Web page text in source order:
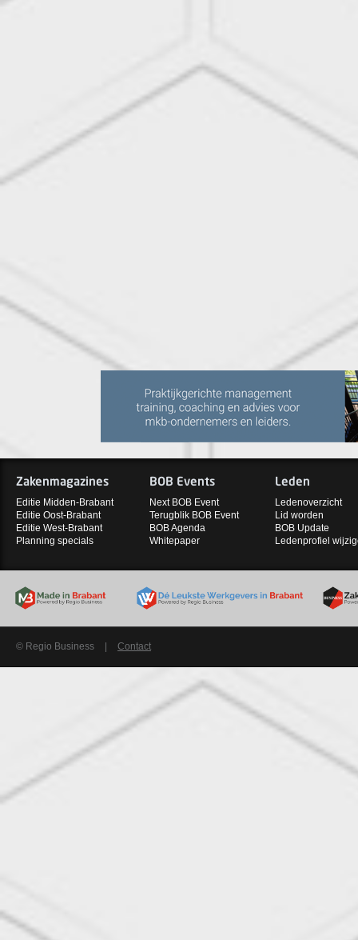
Zakenmagazines
Editie Midden-Brabant
Editie Oost-Brabant
Editie West-Brabant
Planning specials
BOB Events
Next BOB Event
Terugblik BOB Event
BOB Agenda
Whitepaper
Leden
Ledenoverzicht
Lid worden
BOB Update
Ledenprofiel
© Regio Business Contact